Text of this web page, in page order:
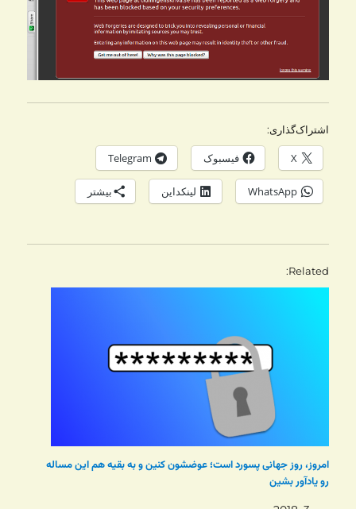
اشتراک‌گذاری:
X فیسبوک Telegram
WhatsApp لینکداین بیشتر
Related
امروز، روز جهانی پسورد است؛ عوضشون کنین و به بقیه هم این مساله
رو یادآور بشین